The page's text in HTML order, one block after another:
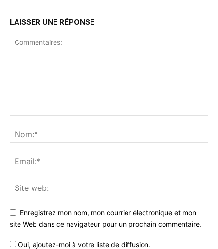
LAISSER UNE RÉPONSE
Enregistrez mon nom, mon courrier électronique et mon
site Web dans ce navigateur pour un prochain commentaire.
Oui, ajoutez-moi à votre liste de diffusion.